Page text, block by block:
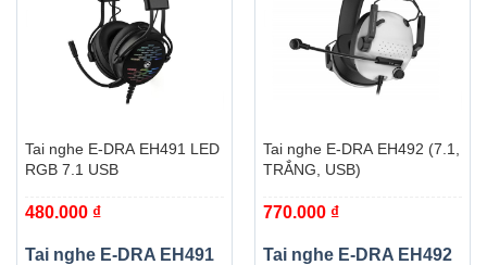
Tai nghe E-DRA EH491 LED
RGB 7.1 USB
480.000 ₫
Tai nghe E-DRA EH491
Tai nghe E-DRA EH492 (7.1,
TRẮNG, USB)
770.000 ₫
Tai nghe E-DRA EH492